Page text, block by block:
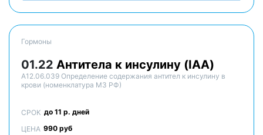
Гормоны
01.22 Антитела к инсулину (IAA)
A12.06.039 Определение содержания антител к инсулину в
крови (номенклатура МЗ РФ)
СРОК до 11 р. дней
ЦЕНА 990 руб